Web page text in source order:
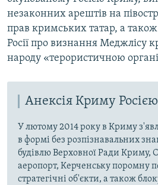
незаконних арештів на
прав кримських татар, а
Росії про визнання Меджлісу
народу «терористичною
Анексія Криму Росією
У лютому 2014 року в Криму
в формі без розпізнавальних
будівлю Верховної Ради Криму,
аеропорт, Керченську поромну
стратегічні об'єкти, а також